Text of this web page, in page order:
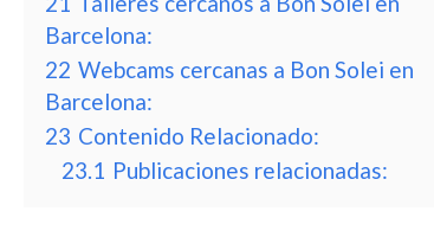
Barcelona:
22 Webcams cercanas a Bon Solei en
Barcelona:
23 Contenido Relacionado:
23.1 Publicaciones relacionadas: